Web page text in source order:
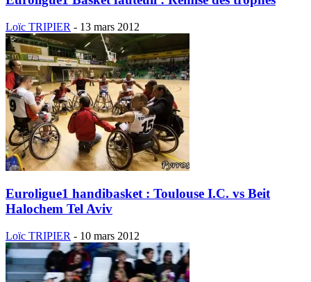
Loïc TRIPIER - 13 mars 2012
Euroligue1 handibasket : Toulouse I.C. vs Beit
Halochem Tel Aviv
Loïc TRIPIER - 10 mars 2012